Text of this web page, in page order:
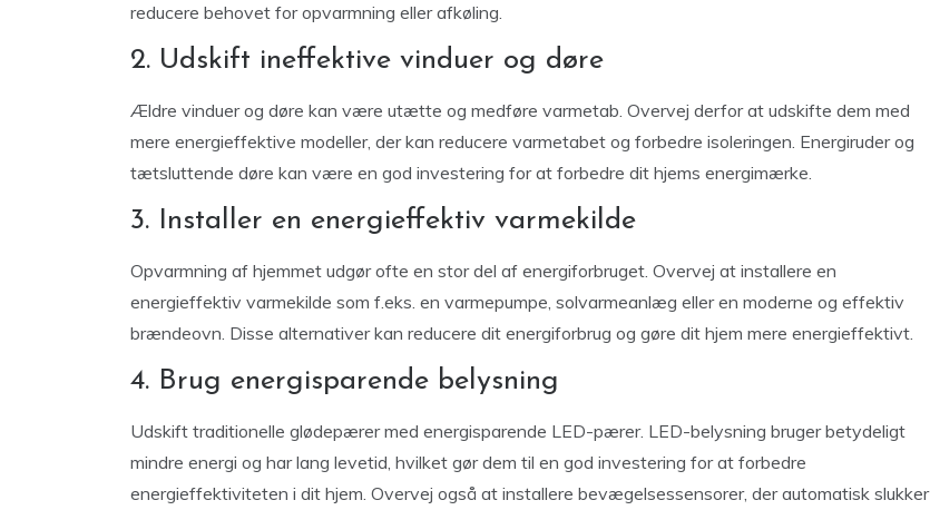
reducere behovet for opvarmning eller afkøling.
2. Udskift ineffektive vinduer og døre
Ældre vinduer og døre kan være utætte og medføre varmetab. Overvej derfor at udskifte dem med
mere energieffektive modeller, der kan reducere varmetabet og forbedre isoleringen. Energiruder og
tætsluttende døre kan være en god investering for at forbedre dit hjems energimærke.
3. Installer en energieffektiv varmekilde
Opvarmning af hjemmet udgør ofte en stor del af energiforbruget. Overvej at installere en
energieffektiv varmekilde som f.eks. en varmepumpe, solvarmeanlæg eller en moderne og effektiv
brændeovn. Disse alternativer kan reducere dit energiforbrug og gøre dit hjem mere energieffektivt.
4. Brug energisparende belysning
Udskift traditionelle glødepærer med energisparende LED-pærer. LED-belysning bruger betydeligt
mindre energi og har lang levetid, hvilket gør dem til en god investering for at forbedre
energieffektiviteten i dit hjem. Overvej også at installere bevægelsessensorer, der automatisk slukker